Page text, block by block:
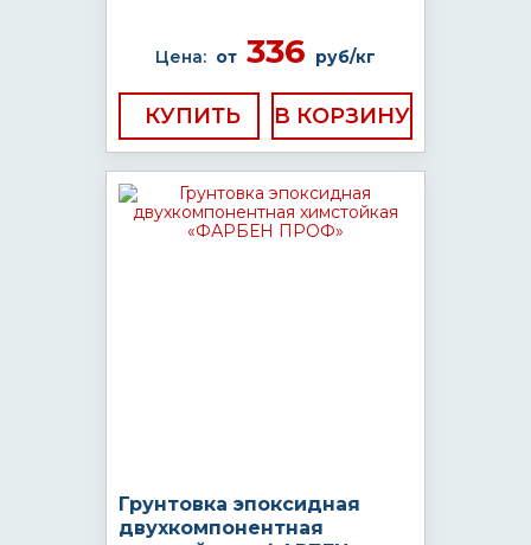
Цена: от 336 руб/кг
КУПИТЬ
Грунтовка эпоксидная
двухкомпонентная